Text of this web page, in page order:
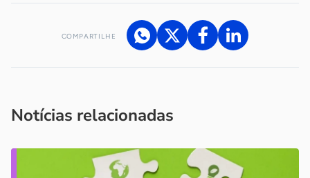
COMPARTILHE
Notícias relacionadas